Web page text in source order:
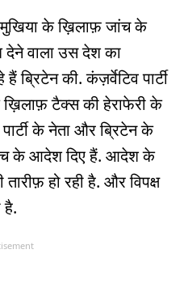
मुखिया के ख़िलाफ़ जांच के
वाला उस देश का
ब्रिटेन की. कंज़र्वेटिव पार्टी
टैक्स की हेराफेरी के
के नेता और ब्रिटेन के
के आदेश दिए हैं. आदेश के
हो रही है. और विपक्ष
है.